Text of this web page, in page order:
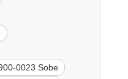
0023 Sobe